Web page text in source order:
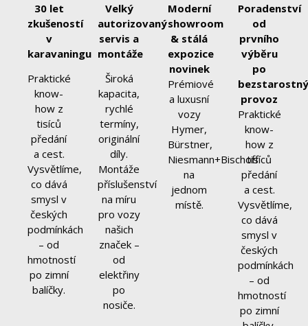
30 let
zkušeností
v
karavaningu
Praktické
know-
how z
tisíců
předání
a cest.
Vysvětlíme,
co dává
smysl v
českých
podmínkách
– od
hmotností
po zimní
balíčky.
Velký
autorizovaný
servis a
montáže
Široká
kapacita,
rychlé
termíny,
originální
díly.
Montáže
příslušenství
na míru
pro vozy
našich
značek –
od
elektřiny
po
nosiče.
Moderní
showroom
& stálá
expozice
novinek
Prémiové
a luxusní
vozy
Hymer,
Bürstner,
Niesmann+Bischoff
na
jednom
místě.
Poradenství
od
prvního
výběru
po
bezstarostný
provoz
Praktické
know-
how z
tisíců
předání
a cest.
Vysvětlíme,
co dává
smysl v
českých
podmínkách
– od
hmotností
po zimní